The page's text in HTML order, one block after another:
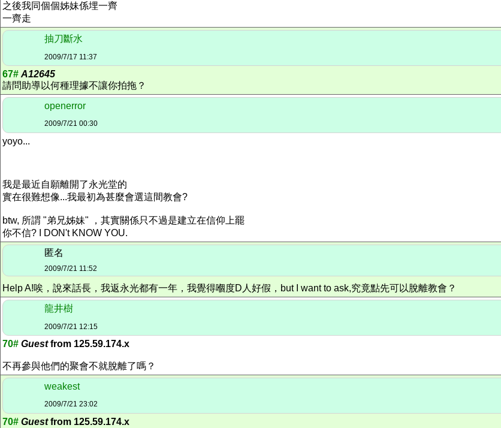
之後我同個個姊妹係埋一齊
一齊走
抽刀斷水
2009/7/17 11:37
67# A12645
請問助導以何種理據不讓你拍拖？
openerror
2009/7/21 00:30
yoyo...
我是最近自願離開了永光堂的
實在很難想像...我最初為甚麼會選這間教會?
btw, 所謂 "弟兄姊妹" ，其實關係只不過是建立在信仰上罷
你不信? I DON't KNOW YOU.
匿名
2009/7/21 11:52
Help A!唉，說來話長，我返永光都有一年，我覺得嗰度D人好假，but I want to ask,究竟點先可以脫離教會？
龍井樹
2009/7/21 12:15
70# Guestfrom 125.59.174.x
不再參與他們的聚會不就脫離了嗎？
weakest
2009/7/21 23:02
70# Guestfrom 125.59.174.x